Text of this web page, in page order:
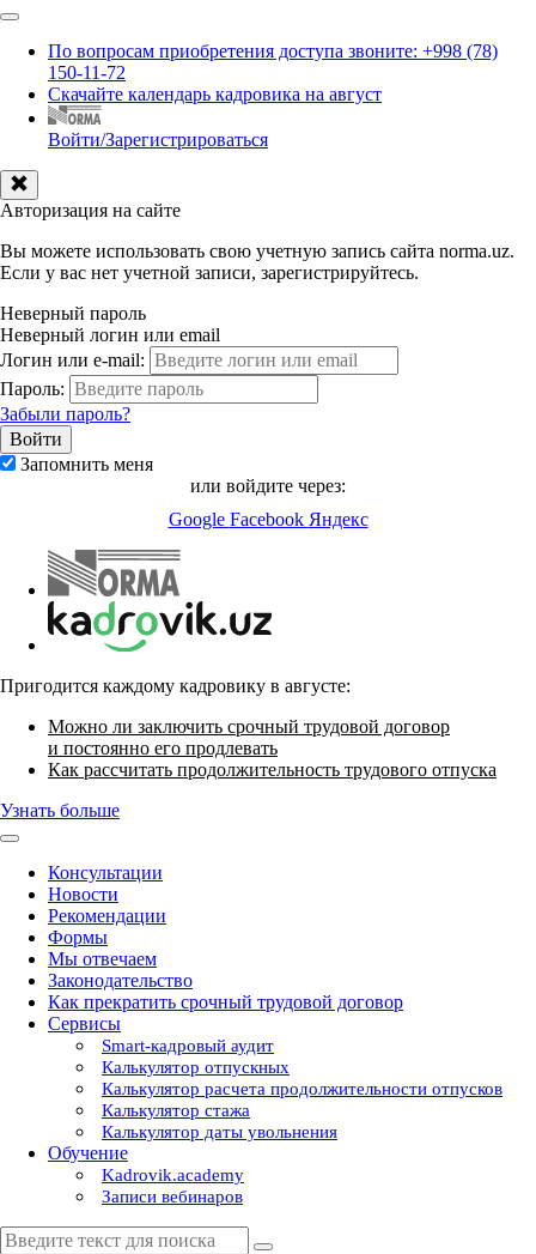
По вопросам приобретения доступа звоните: +998 (78)
150-11-72
Скачайте календарь кадровика на август
Войти/Зарегистрироваться
Авторизация на сайте
Вы можете использовать свою учетную запись сайта norma.uz.
Если у вас нет учетной записи, зарегистрируйтесь.
Неверный пароль
Неверный логин или email
Логин или e-mail:
Пароль:
Забыли пароль?
Запомнить меня
или войдите через:
Google Facebook Яндекс
Пригодится каждому кадровику в августе:
Можно ли заключить срочный трудовой договор
и постоянно его продлевать
Как рассчитать продолжительность трудового отпуска
Узнать больше
Консультации
Новости
Рекомендации
Формы
Мы отвечаем
Законодательство
Как прекратить срочный трудовой договор
Сервисы
Smart-кадровый аудит
Калькулятор отпускных
Калькулятор расчета продолжительности отпусков
Калькулятор стажа
Калькулятор даты увольнения
Обучение
Kadrovik.academy
Записи вебинаров